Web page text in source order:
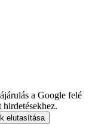
a Google felé
hirdetésekhez.
elutasítása